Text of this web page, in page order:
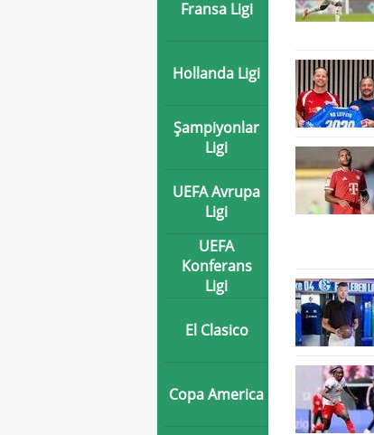
Fransa Ligi
Hollanda Ligi
Şampiyonlar
Ligi
UEFA Avrupa
Ligi
UEFA
Konferans
Ligi
El Clasico
Copa America